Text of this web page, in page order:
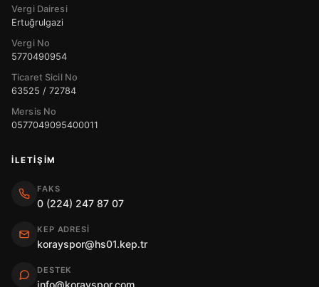
Vergi Dairesi
Ertuğrulgazi
Vergi No
5770490954
Ticaret Sicil No
63525 / 72784
Mersis No
0577049095400011
İLETIŞIM
FAKS
0 (224) 247 87 07
KEP ADRESI
korayspor@hs01.kep.tr
DESTEK
info@korayspor.com